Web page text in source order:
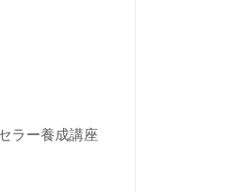
ラー養成講座